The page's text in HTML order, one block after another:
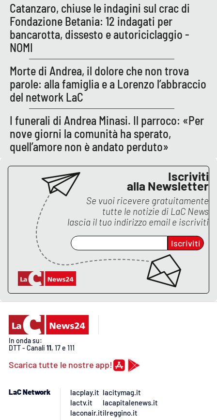
Leggendo Alvaro insieme
Imprese Di Calabria
Le perfidie di Antonella Grippo
Venti di comunicazione
STREAMING
LaC TV
LaC Network
LaC OnAir
EDIZIONI
LOCALI
Catanzaro
Crotone
Reggio Calabria
Cosenza
Catanzaro, chiuse le indagini sul crac di
Fondazione Betania: 12 indagati per
bancarotta, dissesto e autoriciclaggio -
NOMI
Morte di Andrea, il dolore che non trova
parole: alla famiglia e a Lorenzo l’abbraccio
del network LaC
I funerali di Andrea Minasi. Il parroco: «Per
nove giorni la comunità ha sperato,
quell’amore non è andato perduto»
Iscriviti
alla Newsletter
Se vuoi ricevere gratuitamente
tutte le notizie di LaC News
lascia il tuo indirizzo email e iscriviti
Iscriviti
In onda su:
DTT - Canali 11, 17 e 111
Scarica tutte le nostre app!
LaC Network
lacplay.it
lactv.it
laconair.it
lacitymag.it
lacapitalenews.it
ilreggino.it